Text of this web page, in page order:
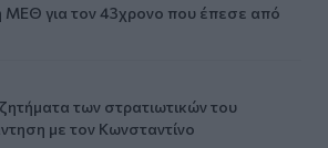
για τον 43χρονο που έπεσε από
των στρατιωτικών του
με τον Κωνσταντίνο